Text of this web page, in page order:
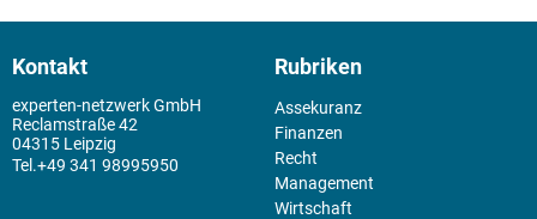
Kontakt
experten-netzwerk GmbH
Reclamstraße 42
04315 Leipzig
+49 341 98995950
Rubriken
Assekuranz
Finanzen
Recht
Management
Wirtschaft